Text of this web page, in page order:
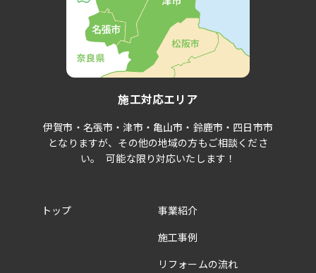
施工対応エリア
伊賀市・名張市・津市・亀山市・鈴鹿市・四日市市
となりますが、その他の地域の方もご相談くださ
い。 可能な限り対応いたします！
トップ 事業紹介
施工事例
リフォームの流れ